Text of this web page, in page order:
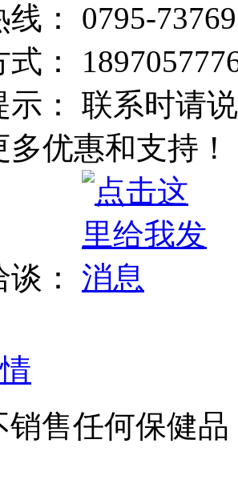
： 0795-
：
示： 联系时请
优惠和支持！
：
销售任何保健